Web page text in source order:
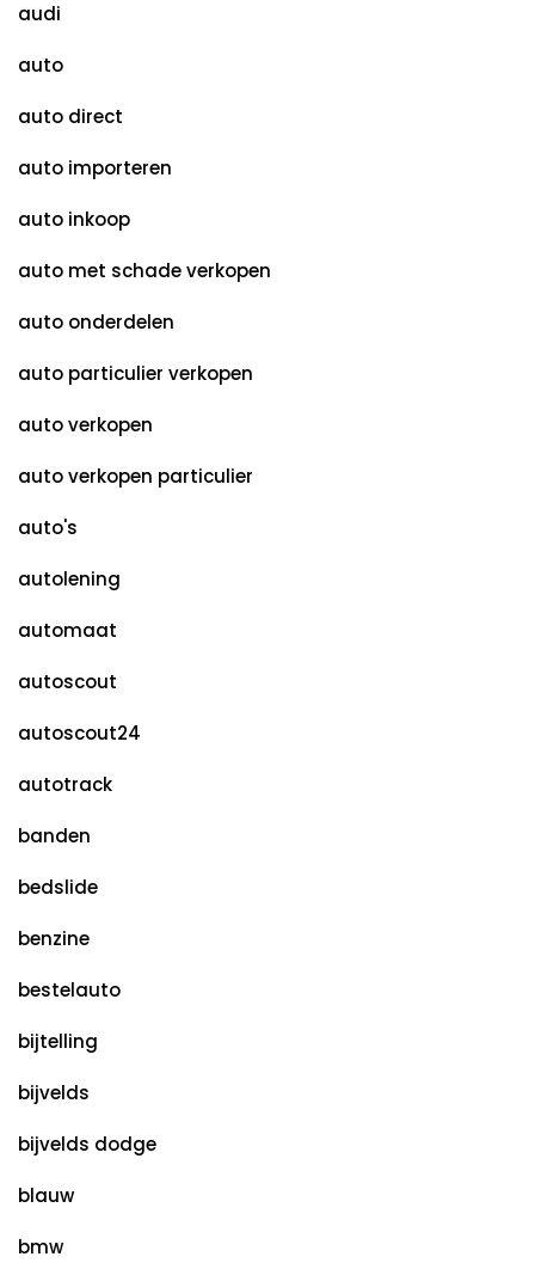
audi
auto
auto direct
auto importeren
auto inkoop
auto met schade verkopen
auto onderdelen
auto particulier verkopen
auto verkopen
auto verkopen particulier
auto's
autolening
automaat
autoscout
autoscout24
autotrack
banden
bedslide
benzine
bestelauto
bijtelling
bijvelds
bijvelds dodge
blauw
bmw